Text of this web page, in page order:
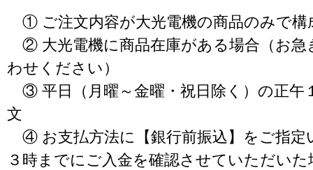
① ご注文内容が大光電機の商品のみで構
② 大光電機に商品在庫がある場合（お急
わせください）
③ 平日（月曜～金曜・祝日除く）の正午
文
④ お支払方法に【銀行前振込】をご指定
３時までにご入金を確認させていただいた